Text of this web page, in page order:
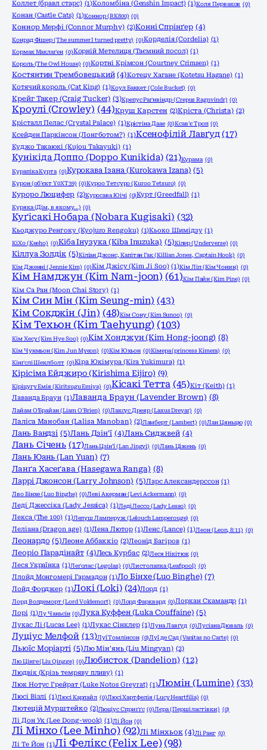
Коллет (бравл старс) (1)Коломбіна (Genshin Impact) (1)Коля Перваков (0)
Конан (Castle Cats) (1)Коннор (RK800) (0)
Коннор Мерфі (Connor Murphy) (2)Конні Спрінґер (4)
Конрад Фішер (The summer I turned pretty) (0)Корделія (Cordelia) (1)
Кормак Маклаґен (0)Корній Метелиця (Таємний посол) (1)
Король (The Owl House) (0)Кортні Крімсон (Courtney Crimsen) (1)
Костянтин Трембовецький (4)Котецу Хагане (Kotetsu Hagane) (1)
Котячий король (Cat King) (1)Коул Баккет (Cole Bucket) (0)
Крейг Такер (Craig Tucker) (3)Крепус Раґнвіндр (Crepus Ragnvindr) (0)
Кроулі (Crowley) (44)Круш Карстен (2)Кріста (Christa) (2)
Крісталл Пелас (Crystal Palace) (1)Крістіна Даае (0)Ксав'є Троп (0)
Ксейден Паркінсон (Лонгботом?) (1)Ксенофілій Лавґуд (17)
Куджо Такаюкі (Kujou Takayuki) (1)
Кунікіда Доппо (Doppo Kunikida) (21)Курама (0)
Курапіка Курта (0)Курокава Ізана (Kurokawa Izana) (5)
Курон (об'єкт Y0XT39) (0)Куроо Тетсуро (Kuroo Tetsuro) (0)
Куроро Люцифер (2)Куросава Юічі (0)Курт (Greedfall) (1)
Куряка (Дім, в якому…) (0)
Куґісакі Нобара (Nobara Kugisaki) (32)
Кьоджуро Ренгоку (Kyojuro Rengoku) (1)Кьоко Шимідзу (1)
КіХо (Keeho) (0)Кіба Інузука (Kiba Inuzuka) (5)Кілер (Underverse) (0)
Кіллуа Золдік (5)Кіліан Джонс, Капітан Гак (Killian Jones, Captain Hook) (0)
Кім Дженні (Jennie Kim) (0)Кім Джісу (Kim Ji Soo) (1)Кім Ліп (Кім Чонин) (0)
Кім Намджун (Kim Nam-joon) (61)Кім Пайн (Kim Pine) (0)
Кім Са Ран (Moon Chai Story) (1)
Кім Син Мін (Kim Seung-min) (43)
Кім Сокджін (Jin) (48)Кім Сону (Kim Sunoo) (0)
Кім Техьон (Kim Taehyung) (103)
Кім Хесу (Kim Hye Soo) (0)Кім Хонджун (Kim Hong-joong) (8)
Кім Чунмьон (Kim Jun Myeon) (0)Кім Юхьон (0)Кімера (princess Kimera) (0)
Кінґслі Шеклболт (0)Кіра Юкімура (Kira Yukimura) (1)
Кірісіма Ейджиро (Kirishima Eijiro) (9)
Кіріцугу Емія (Kiritsugu Emiya) (0)Кісакі Тетта (45)Кіт (Keith) (1)
Лаванда Браун (1)Лаванда Браун (Lavender Brown) (8)
Лайам О'Брайан (Liam O'Brien) (0)Лаксус Дреяр (Laxus Dreyar) (0)
Лаліса Манобан (Lalisa Manoban) (2)Ламберт (Lambert) (0)Лан Цяньцю (0)
Лань Вандзі (5)Лань Дзін'ї (4)Лань Сиджвей (4)
Лань Січень (17)Лань Цзін'ї (Lan Jingyi) (0)Лань Ціжень (0)
Лань Юань (Lan Yuan) (7)
Ланґа Хасеґава (Hasegawa Ranga) (8)
Ларрі Джонсон (Larry Johnson) (5)Ларс Александерссон (1)
Лво Бінхе (Luo Binghe) (0)Леві Акерман (Levi Ackermann) (0)
Леді Джессіка (Lady Jessica) (1)Леді Лессо (Lady Lesso) (0)
Лекса (The 100) (1)Лелуш Ламперуж (Lelouch Lamperouge) (0)
Леліана (Dragon age) (1)Лена Лютор (1)Ленс (Lance) (1)Леон (Leon, 8:11) (0)
Леонардо (5)Леоне Аббаккіо (2)Леонід Багіров (1)
Леоріо Парадінайт (4)Лесь Курбас (2)Леся Нікітюк (0)
Леся Українка (1)Леґолас (Legolas) (0)Листолапка (Leafpool) (0)
Ллойд Монгомері Гармадон (1)Ло Бінхе (Luo Binghe) (7)
Лойд Форджер (1)Локі (Loki) (24)Лорд (1)
Лорд Волдеморт (Lord Voldemort) (0)Лорд Фарквард (0)Лоркан Скамандр (1)
Лорі (1)Лу Чаньсін (0)Лука Куффен (Luka Couffaine) (5)
Лукас Лі (Lucas Lee) (1)Лукас Сінклер (1)Луна Лавґуд (0)Лусіана Дюваль (0)
Луціус Мелфой (13)Луї Томлінсон (0)Луї де Сад (Vanitas no Carte) (0)
Льюїс Моріарті (5)Лю Мін'янь (Liu Mingyan) (2)
Лю Цінге (Liu Qingge) (0)Любисток (Dandelion) (12)
Людвік (Крізь темряву пливу) (1)
Люк Нотус Грейрат (Luke Notos Greyrat) (1)Люмін (Lumine) (33)
Люсі Візлі (1)Люсі Карлайл (0)Люсі Хартфелія (Lucy Heartfilia) (0)
Лютецій Мурштейко (2)Люціус Сприґґс (0)Лєра (Перші ластівки) (0)
Лі Дон Ук (Lee Dong-wook) (1)Лі Йон (0)
Лі Мінхо (Lee Minho) (92)Лі Мінхьок (4)Лі Ранг (0)
Лі Те Йон (1)Лі Фелікс (Felix Lee) (98)